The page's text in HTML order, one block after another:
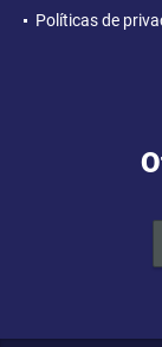
Políticas de